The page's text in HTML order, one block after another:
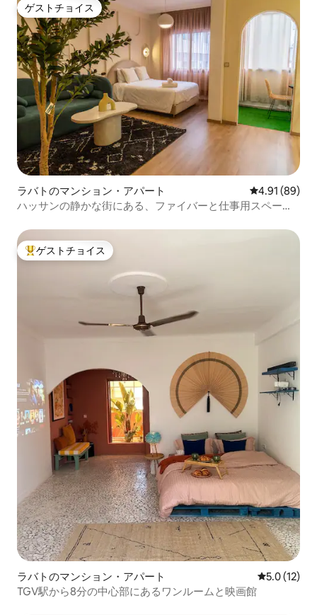
ゲストチョイス
ゲストチョイス
ラバトのマンション・アパート レビュー89
4.91 (89)
ハッサンの静かな街にある、ファイバーと仕事用スペース
大好評のゲストチョイスです。
ゲストチョイス
ラバトのマンション・アパート レビュー12
5.0 (12)
TGV駅から8分の中心部にあるワンルームと映画館